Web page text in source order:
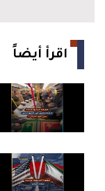
اقرأ أيضاً